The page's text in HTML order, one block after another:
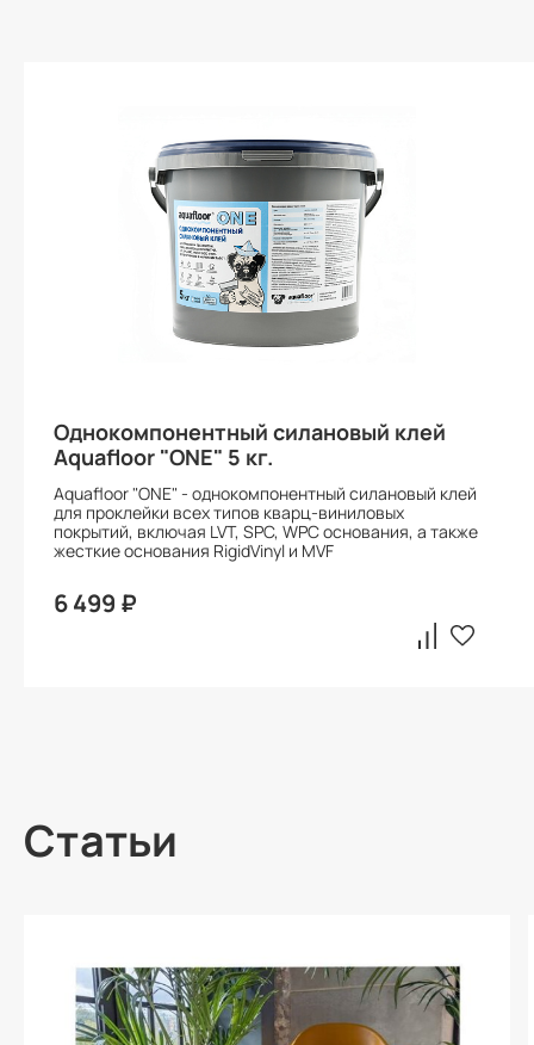
Однокомпонентный силановый клей
Aquafloor "ONE" 5 кг.
Aquafloor "ONE" - однокомпонентный силановый клей
для проклейки всех типов кварц-виниловых
покрытий, включая LVT, SPC, WPC основания, а также
жесткие основания RigidVinyl и MVF
6 499 ₽
Статьи